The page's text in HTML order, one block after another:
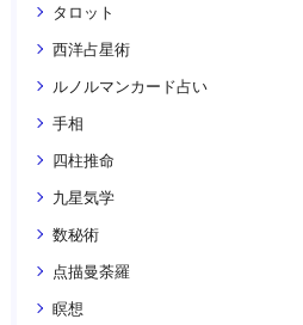
タロット
西洋占星術
ルノルマンカード占い
手相
四柱推命
九星気学
数秘術
点描曼荼羅
瞑想